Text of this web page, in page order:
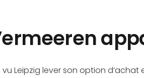
vu Leipzig lever son option